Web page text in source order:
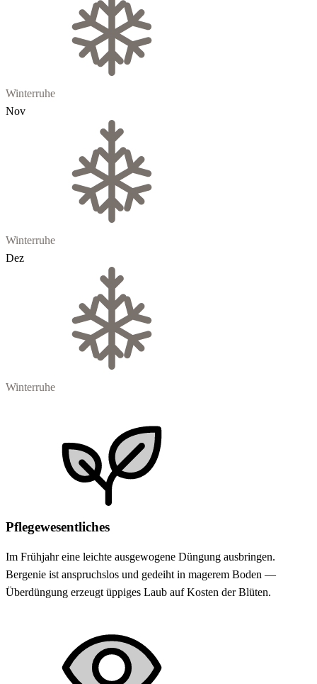
Winterruhe
Nov
Winterruhe
Dez
Winterruhe
Pflegewesentliches
Im Frühjahr eine leichte ausgewogene Düngung ausbringen.
Bergenie ist anspruchslos und gedeiht in magerem Boden —
Überdüngung erzeugt üppiges Laub auf Kosten der Blüten.